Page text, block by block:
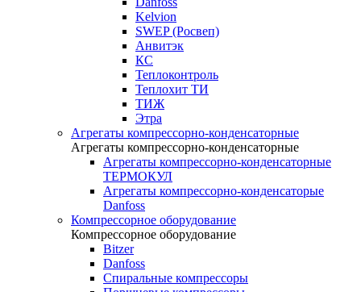
Kelvion
SWEP (Росвеп)
Анвитэк
КС
Теплоконтроль
Теплохит ТИ
ТИЖ
Этра
Агрегаты компрессорно-конденсаторные
Агрегаты компрессорно-конденсаторные
Агрегаты компрессорно-конденсаторные
ТЕРМОКУЛ
Агрегаты компрессорно-конденсаторые
Danfoss
Компрессорное оборудование
Компрессорное оборудование
Bitzer
Danfoss
Спиральные компрессоры